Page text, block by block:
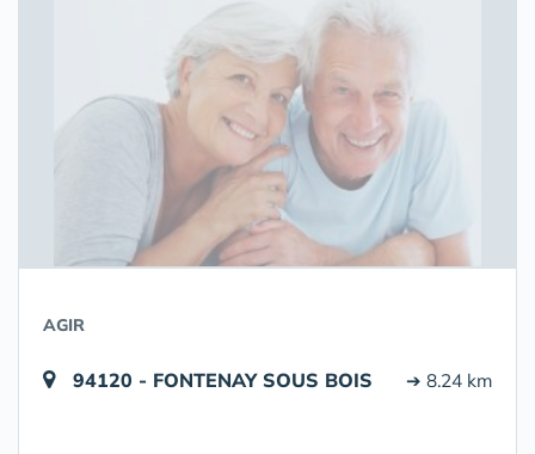
AGIR
94120 - FONTENAY SOUS BOIS ➔ 8.24 km